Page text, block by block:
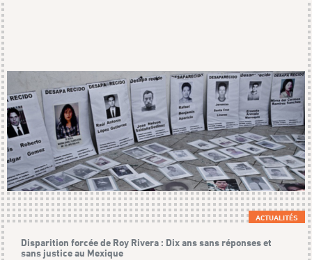
ACTUALITÉS
Disparition forcée de Roy Rivera : Dix ans sans réponses et
sans justice au Mexique